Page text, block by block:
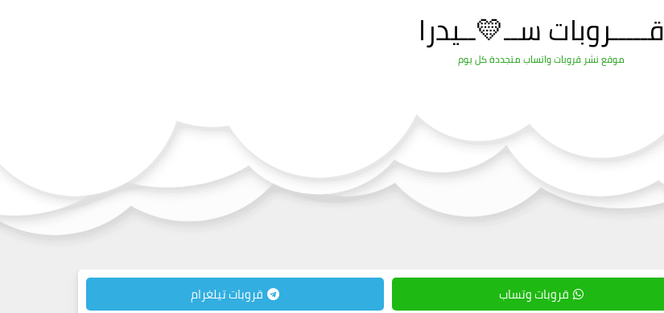
قـــــروبات ســ💛ــيدرا
موقع نشر قروبات واتساب متجددة كل يوم
قروبات وتساب قروبات تيلغرام